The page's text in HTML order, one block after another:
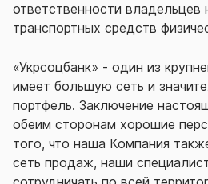
ответственности владельцев
транспортных средств
«Укрсоцбанк» - один из
имеет большую сеть и
портфель. Заключение
обеим сторонам хорошие
того, что наша Компания
сеть продаж, наши